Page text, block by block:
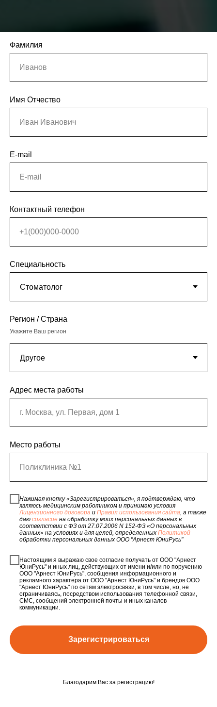
Фамилия
Иванов
Имя Отчество
Иван Иванович
E-mail
E-mail
Контактный телефон
+1(000)000-0000
Специальность
Регион / Страна
Укажите Ваш регион
Адрес места работы
г. Москва, ул. Первая, дом 1
Место работы
Поликлиника №1
Нажимая кнопку «Зарегистрироваться», я подтверждаю, что
являюсь медицинским работником и принимаю условия
Лицензионного договора и Правил использования сайта , а также
даю согласие на обработку моих персональных данных в
соответствии с ФЗ от 27.07.2006 N 152-ФЗ «О персональных
данных» на условиях и для целей, определенных Политикой
обработки персональных данных ООО "Арнест ЮниРусь"
Настоящим я выражаю свое согласие получать от ООО "Арнест
ЮниРусь" и иных лиц, действующих от имени и/или по поручению
ООО "Арнест ЮниРусь", сообщения информационного и
рекламного характера от ООО "Арнест ЮниРусь" и брендов ООО
"Арнест ЮниРусь" по сетям электросвязи, в том числе, но, не
ограничиваясь, посредством использования телефонной связи,
СМС, сообщений электронной почты и иных каналов
коммуникации.
Зарегистрироваться
Благодарим Вас за регистрацию!